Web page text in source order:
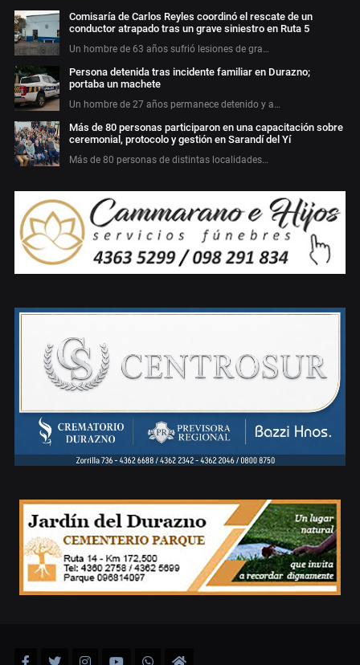
Comisaría de Carlos Reyles coordinó el rescate de un
conductor atrapado tras un grave siniestro en Ruta 5
Un hombre de 63 años sufrió lesiones de gra…
Persona detenida tras incidente familiar en Durazno;
portaba un machete
Un hombre de 27 años permanece detenido y a…
Más de 80 personas participaron en una capacitación sobre
ceremonial, protocolo y gestión en Sarandí del Yí
Más de 80 personas de distintas localidades…